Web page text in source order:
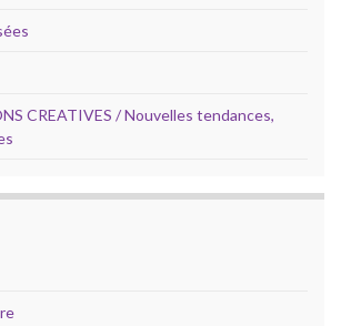
CREATIVES / Nouvelles tendances,